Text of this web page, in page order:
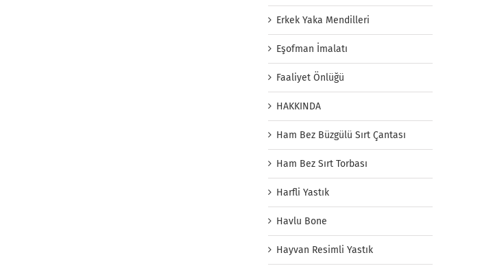
Erkek Yaka Mendilleri
Eşofman İmalatı
Faaliyet Önlüğü
HAKKINDA
Ham Bez Büzgülü Sırt Çantası
Ham Bez Sırt Torbası
Harfli Yastık
Havlu Bone
Hayvan Resimli Yastık